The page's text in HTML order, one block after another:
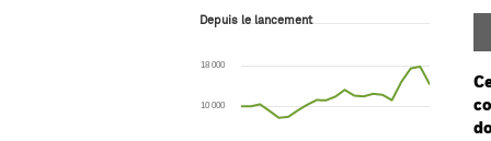
Depuis le lancement
The chart has 1 X axis displaying Time.
The chart has 1 Y axis displaying values.
Depuis le lancement
10 000
18 000